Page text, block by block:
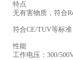
特点
无有害物质，符合
符合CE/TUV等标准
性能
工作电压：300/